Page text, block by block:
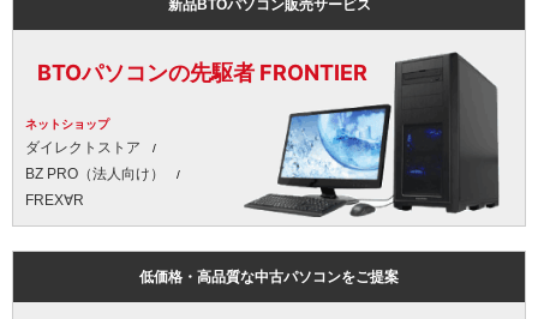
新品BTOパソコン販売サービス
BTOパソコンの先駆者 FRONTIER
ネットショップ
ダイレクトストア
BZ PRO（法人向け）
FREX∀R
低価格・高品質な中古パソコンをご提案